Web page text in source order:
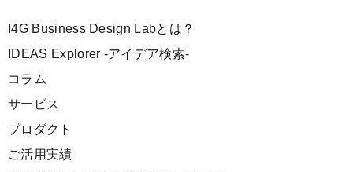
I4G Business Design Labとは？
IDEAS Explorer -アイデア検索-
コラム
サービス
プロダクト
ご活用実績